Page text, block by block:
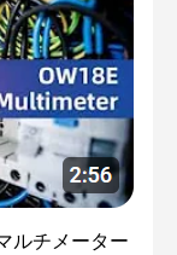
ルチメーター